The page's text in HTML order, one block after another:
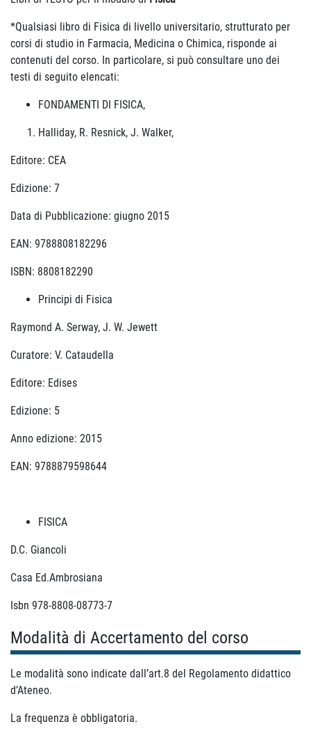
*Qualsiasi libro di Fisica di livello universitario, strutturato per
corsi di studio in Farmacia, Medicina o Chimica, risponde ai
contenuti del corso. In particolare, si può consultare uno dei
testi di seguito elencati:
FONDAMENTI DI FISICA,
Halliday,‎ R. Resnick,‎ J. Walker,
Editore: CEA
Edizione: 7
Data di Pubblicazione: giugno 2015
EAN: 9788808182296
ISBN: 8808182290
Principi di Fisica
Raymond A. Serway, J. W. Jewett
Curatore: V. Cataudella
Editore: Edises
Edizione: 5
Anno edizione: 2015
EAN: 9788879598644
FISICA
D.C. Giancoli
Casa Ed.Ambrosiana
Isbn 978-8808-08773-7
Modalità di Accertamento del corso
Le modalità sono indicate dall’art.8 del Regolamento didattico
d’Ateneo.
La frequenza è obbligatoria.